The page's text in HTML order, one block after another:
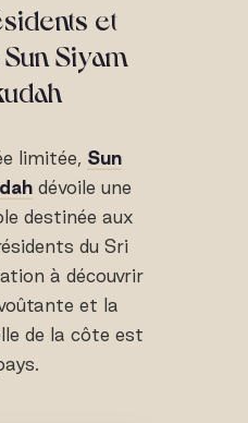
et
Siyam
limitée, Sun
dévoile une
destinée aux
du Sri
à découvrir
et la
de la côte est